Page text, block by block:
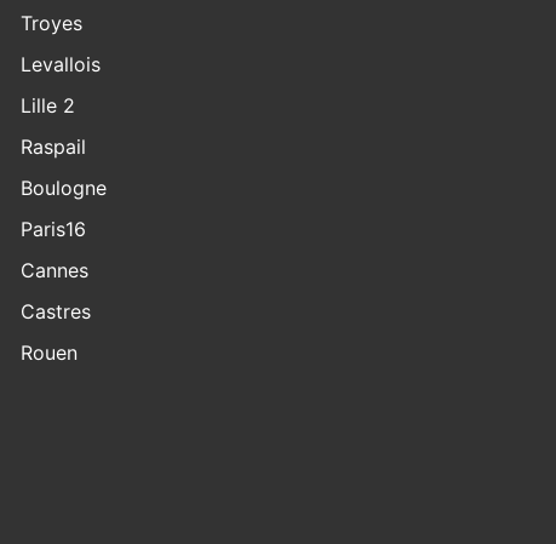
Troyes
Levallois
Lille 2
Raspail
Boulogne
Paris16
Cannes
Castres
Rouen